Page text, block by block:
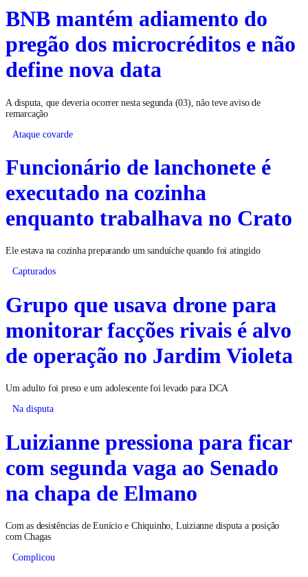
BNB mantém adiamento do
pregão dos microcréditos e não
define nova data
A disputa, que deveria ocorrer nesta segunda (03), não teve aviso de
remarcação
Ataque covarde
Funcionário de lanchonete é
executado na cozinha
enquanto trabalhava no Crato
Ele estava na cozinha preparando um sanduíche quando foi atingido
Capturados
Grupo que usava drone para
monitorar facções rivais é alvo
de operação no Jardim Violeta
Um adulto foi preso e um adolescente foi levado para DCA
Na disputa
Luizianne pressiona para ficar
com segunda vaga ao Senado
na chapa de Elmano
Com as desistências de Eunício e Chiquinho, Luizianne disputa a posição
com Chagas
Complicou